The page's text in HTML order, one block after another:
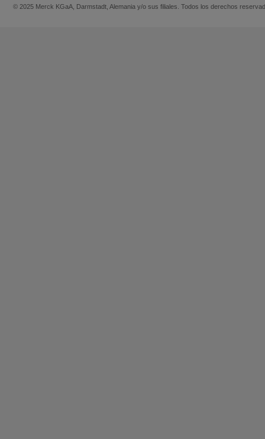
© 2025 Merck KGaA, Darmstadt, Alemania y/o sus filiales. Todos los derechos